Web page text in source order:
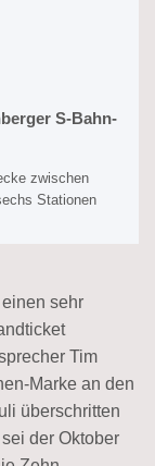
S-Bahn-
zwischen
Stationen
sehr
Tim
Marke an den
überschritten
der Oktober